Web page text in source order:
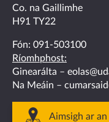
Co. na Gaillimhe
H91 TY22
Fón: 091-503100
Ríomhphost:
Ginearálta –
Na Meáin –
Aimsigh ar